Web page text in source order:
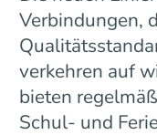
Verbindungen,
verkehren auf
bieten
Schul- und